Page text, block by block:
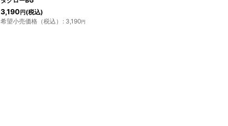
3,190 円 (税込)
希望小売価格（税込） : 3,190円